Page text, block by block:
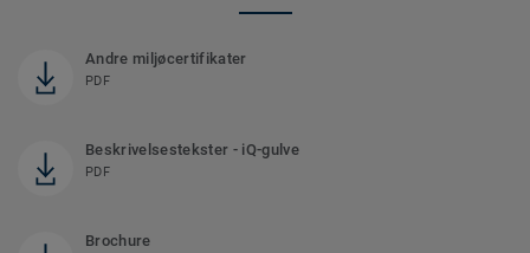
Andre miljøcertifikater
PDF
Beskrivelsestekster - iQ-gulve
PDF
Brochure